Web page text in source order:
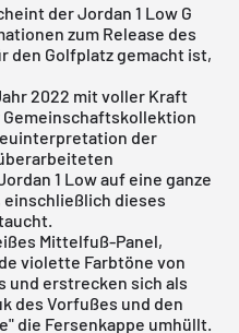
der Jordan 1 Low G
zum Release des
den Golfplatz gemacht ist,
2022 mit voller Kraft
Gemeinschaftskollektion
der
1 Low auf eine ganze
einschließlich dieses
Mittelfuß-Panel,
violette Farbtöne von
und erstrecken sich als
des Vorfußes und den
die Fersenkappe umhüllt.